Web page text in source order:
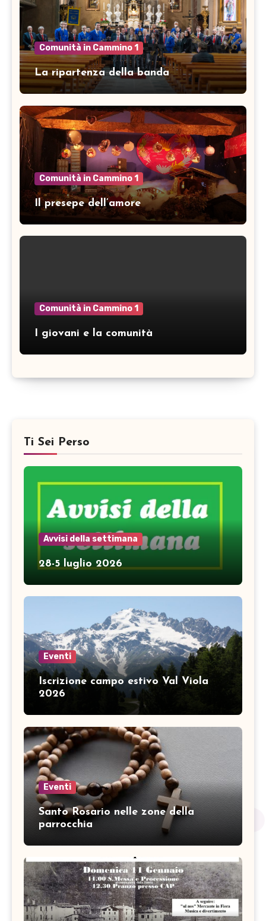
Comunità in Cammino 1
La ripartenza della banda
Comunità in Cammino 1
Il presepe dell’amore
Comunità in Cammino 1
I giovani e la comunità
Ti Sei Perso
Avvisi della settimana
28-5 luglio 2026
Eventi
Iscrizione campo estivo Val Viola
2026
Eventi
Santo Rosario nelle zone della
parrocchia